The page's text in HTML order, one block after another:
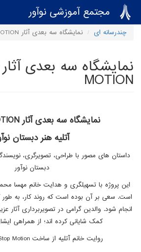
رفتن به محتوای اصلی
مجتمع آموزشی نوآور
چندرسانه ای
نمایشگاه سه بعدی آثار STOP MOTION
MOTION
نمایشگاه سه بعدی آثار
آتلیه هنر دبستان
داستان های مصور با طراحی، تصویرگری،
دبستان نوآور
این پروژه با تسهیلگری و هدایت خانم مهسا
است. سعی بر آن بوده است که روند کار، به
انجام شود. والدین گرامی در تصویربرداری آثار
کمک شایانی کرده اند؛ از همراهی
روایت خانم آتلیه از ساخت Stop Motion دانش آموزان